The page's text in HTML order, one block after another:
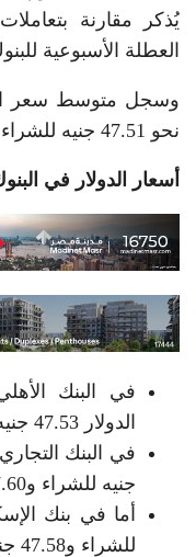
يُذكر مقارنة
العطلة الأسبوعية
وسجل متوسط سعر
نحو 47.51 جنيه للشراء و47.65 جنيه للبيع.
أسعار الدولار في
في البنك
الدولار 47.53 جنيه للشراء و47.63 جنيه للبيع.
جنيه للشراء و47.60 جنيه للبيع.
للشراء و47.58 جنيه للبيع.